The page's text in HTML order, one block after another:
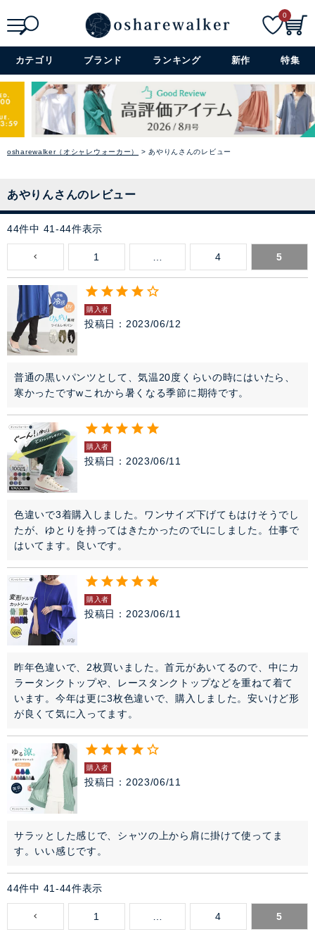
詳細検索+
0
カテゴリ ブランド ランキング 新作 特集
セレモニー・オケージョン
アイテム特集
SALE
osharewalker（オシャレウォーカー） あやりんさんのレビュー
あやりんさんのレビュー
44件中 41 -44件表示
1 4 5
購入者
投稿日 2023/06/12
普通の黒いパンツとして、気温20度くらいの時にはいたら、
寒かったですwこれから暑くなる季節に期待です。
購入者
投稿日 2023/06/11
色違いで3着購入しました。ワンサイズ下げてもはけそうでし
たが、ゆとりを持ってはきたかったのでLにしました。仕事で
はいてます。良いです。
購入者
投稿日 2023/06/11
昨年色違いで、2枚買いました。首元があいてるので、中にカ
ラータンクトップや、レースタンクトップなどを重ねて着て
います。今年は更に3枚色違いで、購入しました。安いけど形
が良くて気に入ってます。
購入者
投稿日 2023/06/11
サラッとした感じで、シャツの上から肩に掛けて使ってま
す。いい感じです。
44件中 41 -44件表示
1 4 5